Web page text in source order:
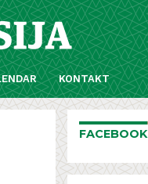
KONTAKT
FACEBOOK